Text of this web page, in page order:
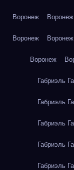
Воронеж Воронеж
Воронеж Воронеж
Воронеж
Габриэль
Габриэль
Габриэль
Габриэль
Габриэль